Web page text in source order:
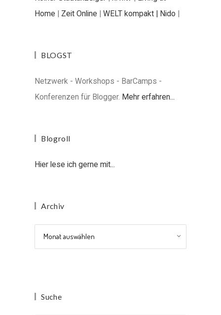
Home | Zeit Online | WELT kompakt | Nido |
BLOGST
Netzwerk - Workshops - BarCamps -
Konferenzen für Blogger. Mehr erfahren...
Blogroll
Hier lese ich gerne mit...
Archiv
Suche